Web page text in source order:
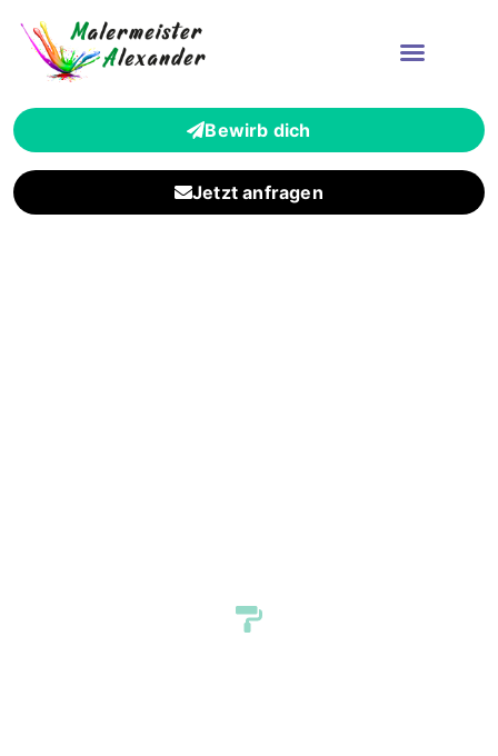
Bewirb dich
Jetzt anfragen